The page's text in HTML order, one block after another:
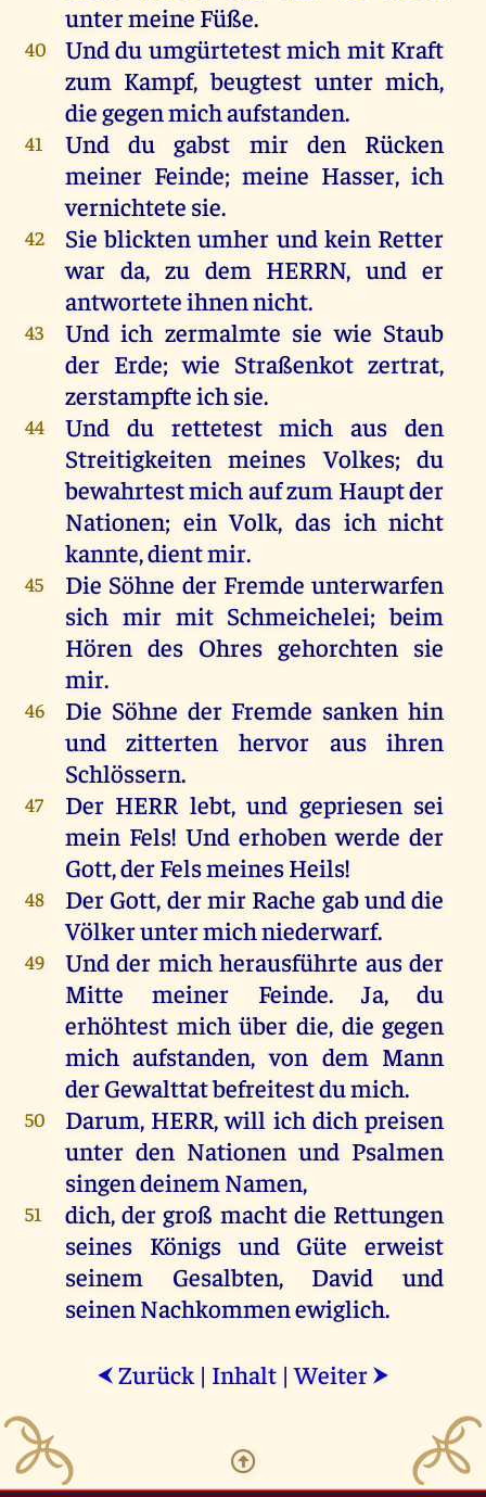
untermeine Füße.
40 Unddu umgürtetestmich mit Kraft
zum Kampf, beugtest unter mich,
diegegenmichaufstanden.
41 Und du gabst mir den
Rücken
meiner Feinde; meine Hasser,ich
vernichtete sie.
42 Sie blicktenumher und kein Retter
war da, zu dem HERRN,und er
antworteteihnennicht.
43 Und ich zermalmte sie wie Staub
der Erde;wie Straßenkotzertrat,
zerstampfteichsie.
44 Und durettetestmich aus den
Streitigkeitenmeines Volkes;du
bewahrtestmichaufzum Hauptder
Nationen; ein Volk, das ich nicht
kannte,dientmir.
45 Die Söhne der Fremde unterwarfen
sich mir mitSchmeichelei;beim
Hören desOhresgehorchten sie
mir.
46 Die Söhne der Fremde sanken hin
und
zitterten hervor aus
ihren
Schlössern.
47 Der HERR lebt,und gepriesen sei
mein Fels! Und erhoben werde der
Gott,derFelsmeinesHeils!
48 Der Gott, dermir Rache gabunddie
Völkeruntermichniederwarf.
49 Und der michherausführte aus der
Mitte
meiner Feinde. Ja,du
erhöhtest mich über die, die gegen
mich aufstanden,von dem Mann
derGewalttat befreitestdumich.
50 Darum, HERR,will ich dich preisen
unter denNationenund Psalmen
singendeinem Namen,
51 dich,der groß macht die Rettungen
seines Königs und Güte erweist
seinem
Gesalbten, David
und
seinenNachkommenewiglich.
⮜ Zurück | Inhalt |Weiter ⮞